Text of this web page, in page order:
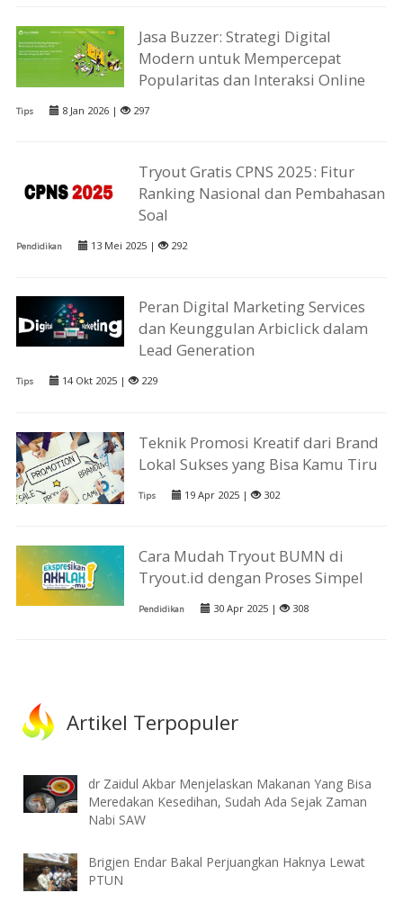
Jasa Buzzer: Strategi Digital
Modern untuk Mempercepat
Popularitas dan Interaksi Online
Tips 8 Jan 2026 | 297
Tryout Gratis CPNS 2025: Fitur
Ranking Nasional dan Pembahasan
Soal
Pendidikan 13 Mei 2025 | 292
Peran Digital Marketing Services
dan Keunggulan Arbiclick dalam
Lead Generation
Tips 14 Okt 2025 | 229
Teknik Promosi Kreatif dari Brand
Lokal Sukses yang Bisa Kamu Tiru
Tips 19 Apr 2025 | 302
Cara Mudah Tryout BUMN di
Tryout.id dengan Proses Simpel
Pendidikan 30 Apr 2025 | 308
Artikel Terpopuler
dr Zaidul Akbar Menjelaskan Makanan Yang Bisa
Meredakan Kesedihan, Sudah Ada Sejak Zaman
Nabi SAW
Brigjen Endar Bakal Perjuangkan Haknya Lewat
PTUN